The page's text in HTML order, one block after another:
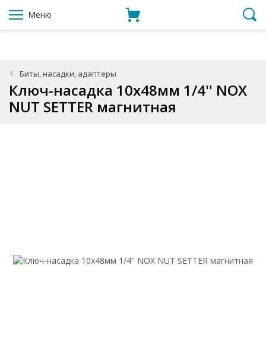
Меню
Биты, насадки, адаптеры
Ключ-насадка 10x48мм 1/4'' NOX
NUT SETTER магнитная